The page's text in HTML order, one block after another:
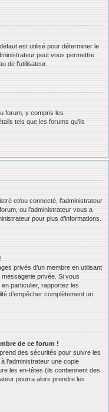
est utilisé pour déterminer le
peut vous permettre
de l’utilisateur.
forum, y compris les
tels que les forums qu’ils
et/ou connecté, l’administrateur
ou l’administrateur vous a
pour plus d’informations.
privés d’un membre en utilisant
privée. Si vous
particulier, rapportez les
d’empêcher complètement un
de ce forum !
des sécurités pour suivre les
l’administrateur une copie
les en-têtes (ils contiennent des
pourra alors prendre les